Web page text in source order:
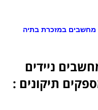
מחשבים במזכרת בתיה
ניידים
תיקונים :